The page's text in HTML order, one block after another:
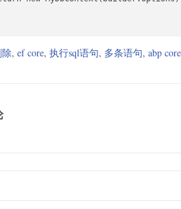
, ef core, 执行sql语句, 多条语句, abp core